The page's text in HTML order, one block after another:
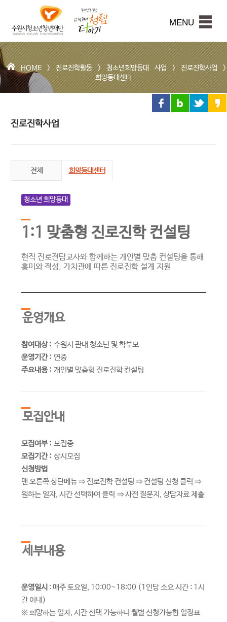
본문내용 바로가기
시
청
소
년
청
년
재
단
MENU
HOME >진로진학활동>청소년희망등대 사업>진로진학사업>
희망등대센터
진로진학사업
전체 희망등대센터
청소년 희망등대
1:1 맞춤형 진로진학 컨설팅
현직 진로전담교사와 함께하는 개인별 맞춤 컨설팅을 통해
흥미와 적성, 가치관에 따른 진로진학 설계 지원
운영개요
참여대상 : 수원시 관내 청소년 및 학부모
운영기간 : 연중
주요내용 : 개인별 맞춤형 진로진학 컨설팅
모집안내
모집여부 : 모집중
모집기간 : 상시모집
신청방법
맨 오른쪽 상단메뉴 ⇒ 진로진학 컨설팅 ⇒ 컨설팅 신청 클릭 ⇒
원하는 일자, 시간 선택하여 클릭 ⇒ 사전 질문지, 상담자료 제출
세부내용
운영일시 : 매주 토요일, 10:00~18:00 (1인당 소요 시간 : 1시
간 이내)
※ 희망하는 일자, 시간 선택 가능하니 월별 신청가능한 일정표